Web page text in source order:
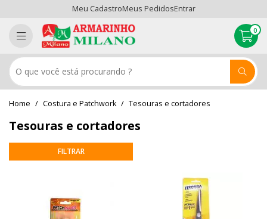
Meu CadastroMeus PedidosEntrar
0
Costura e Patchwork Tesouras e cortadores
Tesouras e cortadores